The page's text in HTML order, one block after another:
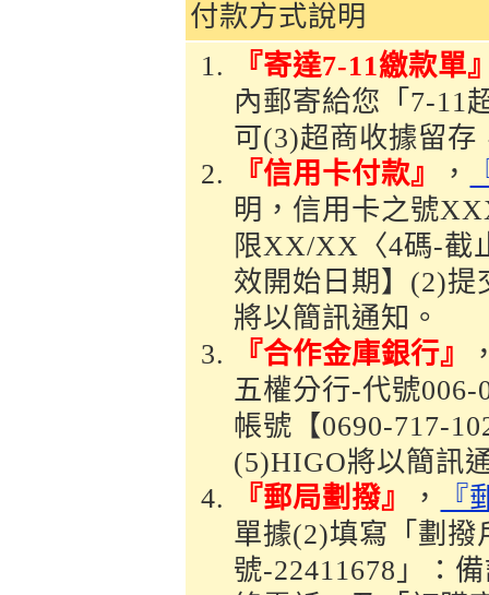
付款方式說明
『寄達7-11繳款單
內郵寄給您「7-11
可(3)超商收據留存
『信用卡付款』
，
明，信用卡之號
限XX/XX〈4碼-截
效開始日期】(2)
將以簡訊通知。
『合作金庫銀行』
五權分行-代號
帳號【0690-717-
(5)HIGO將以簡訊
『郵局劃撥』
，
單據(2)填寫「劃撥
號-22411678」：